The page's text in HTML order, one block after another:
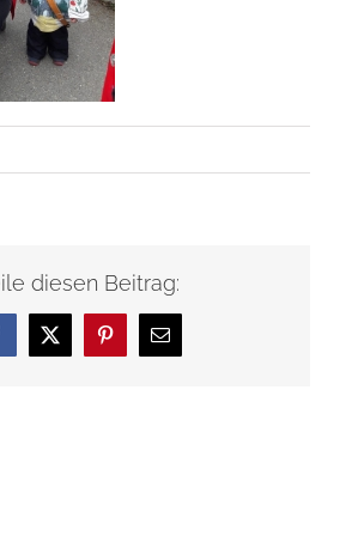
diesen Beitrag:
X Pinterest
E-
Mail